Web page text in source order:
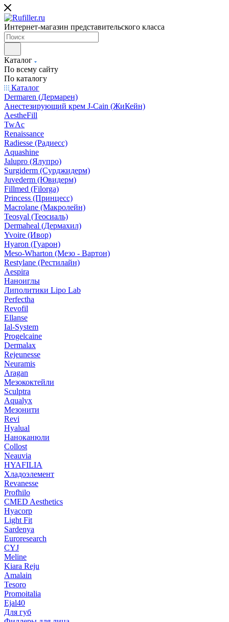
Интернет-магазин представительского класса
Каталог
По всему сайту
По каталогу
Каталог
Dermaren (Дермарен)
Анестезирующий крем J-Cain (ЖиКейн)
AestheFill
TwAc
Renaissance
Radiesse (Радиесс)
Aquashine
Jalupro (Ялупро)
Surgiderm (Сурджидерм)
Juvederm (Ювидерм)
Fillmed (Filorga)
Princess (Принцесс)
Macrolane (Макролейн)
Teosyal (Теосиаль)
Dermaheal (Дермахил)
Yvoire (Ивор)
Hyaron (Гуарон)
Meso-Wharton (Мезо - Вартон)
Restylane (Рестилайн)
Aespira
Наноиглы
Липолитики Lipo Lab
Perfectha
Revofil
Ellanse
Ial-System
Progelcaine
Dermalax
Rejeunesse
Neuramis
Aragan
Мезококтейли
Sculptra
Aqualyx
Мезонити
Revi
Hyalual
Наноканюли
Collost
Neauvia
HYAFILIA
Хладоэлемент
Revanesse
Profhilo
CMED Aesthetics
Hyacorp
Light Fit
Sardenya
Euroresearch
CYJ
Meline
Kiara Reju
Amalain
Tesoro
Promoitalia
Ejal40
Для губ